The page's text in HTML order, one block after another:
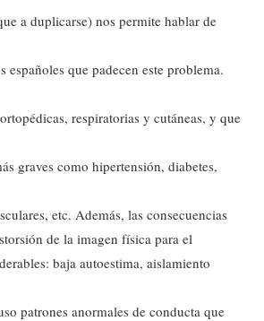
a duplicarse) nos permite hablar de
españoles que padecen este problema.
respiratorias y cutáneas, y que
graves como hipertensión, diabetes,
etc. Además, las consecuencias
de la imagen física para el
baja autoestima, aislamiento
patrones anormales de conducta que